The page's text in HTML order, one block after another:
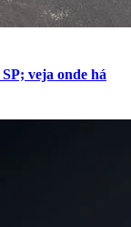
veja onde há